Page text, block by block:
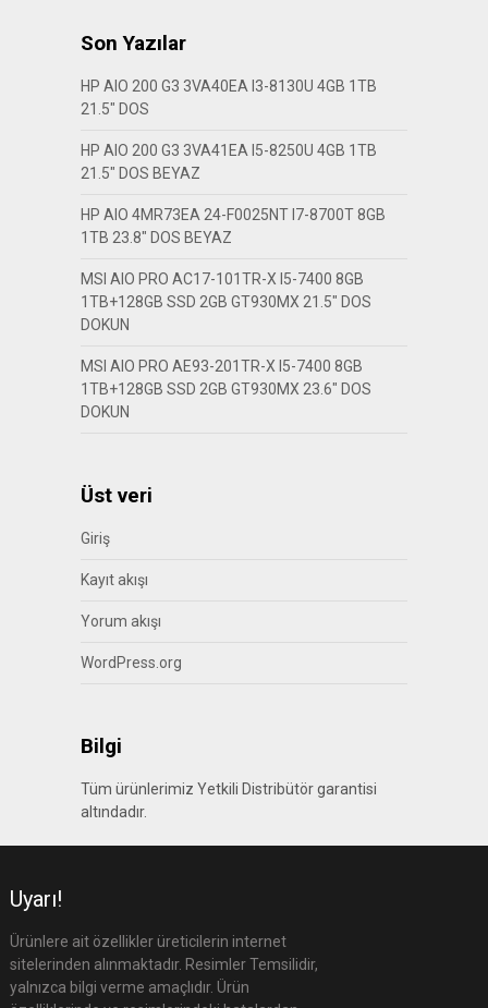
Son Yazılar
HP AIO 200 G3 3VA40EA I3-8130U 4GB 1TB
21.5″ DOS
HP AIO 200 G3 3VA41EA I5-8250U 4GB 1TB
21.5″ DOS BEYAZ
HP AIO 4MR73EA 24-F0025NT I7-8700T 8GB
1TB 23.8″ DOS BEYAZ
MSI AIO PRO AC17-101TR-X I5-7400 8GB
1TB+128GB SSD 2GB GT930MX 21.5″ DOS
DOKUN
MSI AIO PRO AE93-201TR-X I5-7400 8GB
1TB+128GB SSD 2GB GT930MX 23.6″ DOS
DOKUN
Üst veri
Giriş
Kayıt akışı
Yorum akışı
WordPress.org
Bilgi
Tüm ürünlerimiz Yetkili Distribütör garantisi
altındadır.
Uyarı!
Ürünlere ait özellikler üreticilerin internet
sitelerinden alınmaktadır. Resimler Temsilidir,
yalnızca bilgi verme amaçlıdır. Ürün